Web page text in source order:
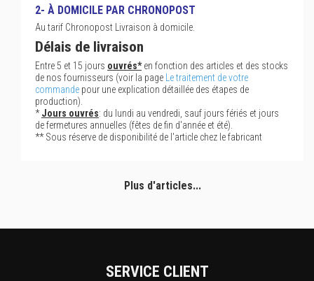
2- À DOMICILE PAR CHRONOPOST
Au tarif Chronopost Livraison à domicile.
Délais de livraison
Entre 5 et 15 jours ouvrés*en fonction des articles et des stocks
de nos fournisseurs (voir la page
Le traitement de votre
commande pour une explication détaillée des étapes de
production).
*Jours ouvrés: du lundi au vendredi, sauf jours fériés et jours
de fermetures annuelles (fêtes de fin d'année et été).
** Sous réserve de disponibilité de l'article chez le fabricant
Plus d'articles...
SERVICE CLIENT